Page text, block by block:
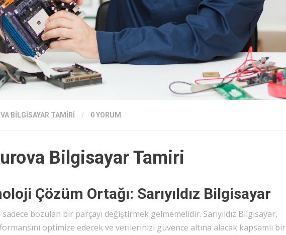
BILGISAYAR TAMIRI / 0 YORUM
Bilgisayar Tamiri
Çözüm Ortağı: Sarıyıldız Bilgisayar
bozulan bir parçayı değiştirmek gelmemelidir. Sarıyıldız Bilgisayar,
optimize edecek ve verilerinizi güvence altına alacak kapsamlı bir